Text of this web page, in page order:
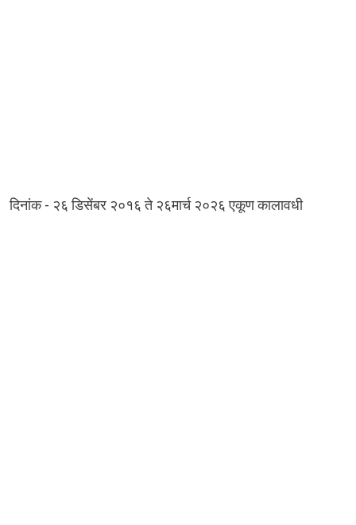
दिनांक- २६ डिसेंबर २०१६ ते २६मार्च २०२६ एकूण कालावधी